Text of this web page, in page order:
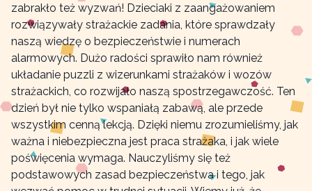
zabrakło też wyzwań! Dzieciaki z zaangażowaniem
rozwiązywały strażackie zadania, które sprawdzały
naszą wiedzę o bezpieczeństwie i numerach
alarmowych. Dużo radości sprawiło nam również
układanie puzzli z wizerunkami strażaków i wozów
strażackich, co rozwijało naszą spostrzegawczość. Ten
dzień był nie tylko wspaniałą zabawą, ale przede
wszystkim cenną lekcją. Dzięki niemu zrozumieliśmy, jak
ważna i niebezpieczna jest praca strażaka, i jak wiele
poświęcenia wymaga. Nauczyliśmy się też
podstawowych zasad bezpieczeństwa i tego, jak